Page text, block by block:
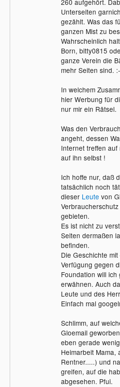
260 aufgehört.
Unterseiten
gezählt. Was das
ganzen Mist zu
Wahrscheinlich
Born, bitty0815
ganze Verein die
mehr Seiten sind.
In welchem
hier Werbung für
nur mir ein Rätsel.
Was den
angeht, dessen
Internet treffen
auf ihn selbst !
Ich hoffe nur, daß
tatsächlich noch
dieser Leute von
gebieten.
Es ist nicht zu
Seiten dermaßen
befinden.
Die Geschichte
Verfügung gegen
Foundation will
erwähnen. Auch
Leute und des
Einfach mal
Schlimm, auf
Gloemail
eben gerade wenig
Heimarbeit Mama,
Rentner.....) und
greifen, auf die
abgesehen. Pfui.